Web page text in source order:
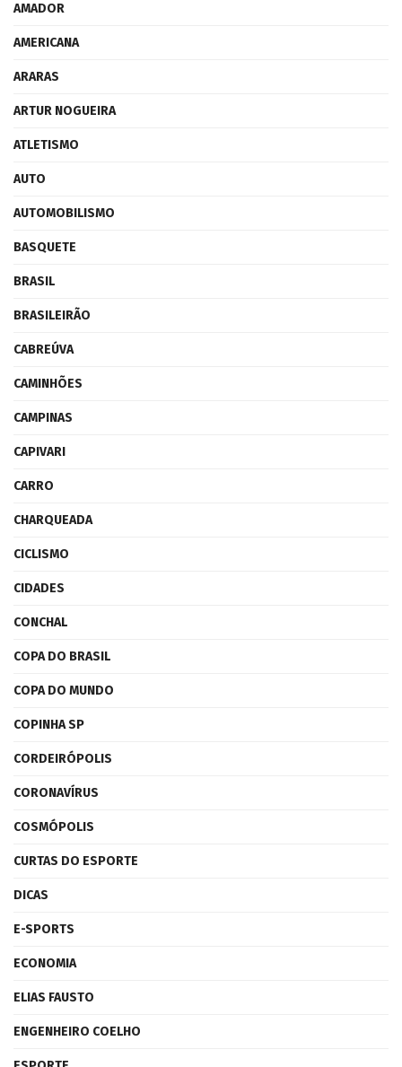
AMADOR
AMERICANA
ARARAS
ARTUR NOGUEIRA
ATLETISMO
AUTO
AUTOMOBILISMO
BASQUETE
BRASIL
BRASILEIRÃO
CABREÚVA
CAMINHÕES
CAMPINAS
CAPIVARI
CARRO
CHARQUEADA
CICLISMO
CIDADES
CONCHAL
COPA DO BRASIL
COPA DO MUNDO
COPINHA SP
CORDEIRÓPOLIS
CORONAVÍRUS
COSMÓPOLIS
CURTAS DO ESPORTE
DICAS
E-SPORTS
ECONOMIA
ELIAS FAUSTO
ENGENHEIRO COELHO